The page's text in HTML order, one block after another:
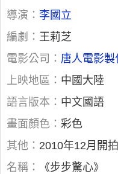
導演： 李國立
編劇： 王莉芝
電影公司： 唐人電影製
上映地區： 中國大陸
語言版本： 中文國語
畫面顏色： 彩色
其他： 2010年12月開拍
名稱：
《步步驚心》